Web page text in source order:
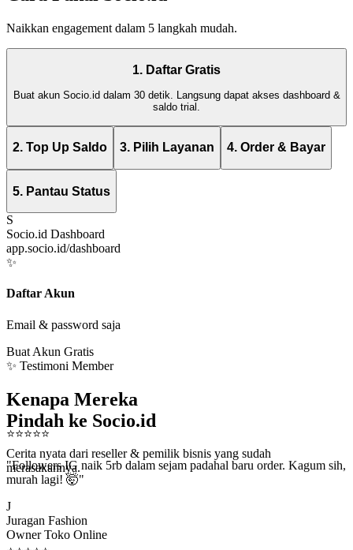
Naikkan engagement dalam 5 langkah mudah.
1. Daftar Gratis
Buat akun Socio.id dalam 30 detik. Langsung dapat akses dashboard &
saldo trial.
2. Top Up Saldo 3. Pilih Layanan 4. Order & Bayar
5. Pantau Status
S
Socio.id Dashboard
app.socio.id/dashboard
✨
Daftar Akun
Email & password saja
Buat Akun Gratis
✨ Testimoni Member
Kenapa Mereka
Pindah ke Socio.id
Cerita nyata dari reseller & pemilik bisnis yang sudah
merasakannya.
⭐⭐⭐⭐ ⭐
"Followers IG naik 5rb dalam sejam padahal baru order. Kagum sih,
murah lagi! 🤯"
Juragan Fashion
Owner Toko Online
⭐⭐⭐⭐ ⭐